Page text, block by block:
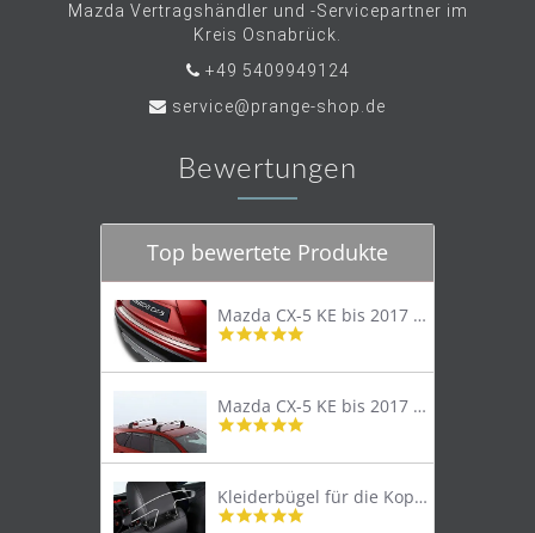
Mazda Vertragshändler und -Servicepartner im
Kreis Osnabrück.
+49 5409949124
service@prange-shop.de
Bewertungen
Top bewertete Produkte
Mazda CX-5 KE bis 2017 Trittschutzleiste Edelstahl original
4.8
rating
Mazda CX-5 KE bis 2017 Lastenträger Dachträger
4.9
rating
Kleiderbügel für die Kopfstütze
4.9